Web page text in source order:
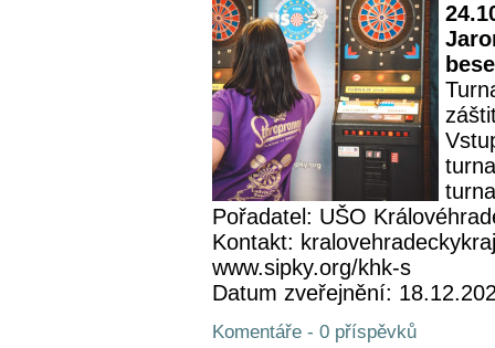
Pořadatel: UŠO
Kontakt:
www.sipky.org/khk-s
Datum zveřejnění:
Komentáře - 0 příspěvků